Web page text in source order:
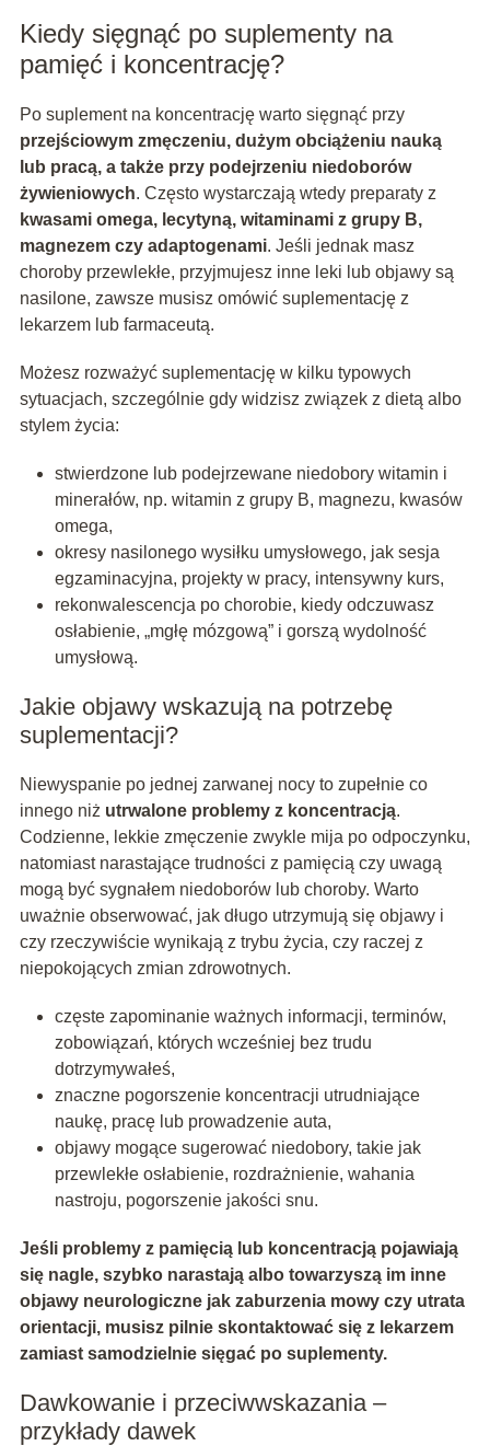
Kiedy sięgnąć po suplementy na
pamięć i koncentrację?
Po suplement na koncentrację warto sięgnąć przy
przejściowym zmęczeniu, dużym obciążeniu nauką
lub pracą, a także przy podejrzeniu niedoborów
żywieniowych. Często wystarczają wtedy preparaty z
kwasami omega, lecytyną, witaminami z grupy B,
magnezem czy adaptogenami. Jeśli jednak masz
choroby przewlekłe, przyjmujesz inne leki lub objawy są
nasilone, zawsze musisz omówić suplementację z
lekarzem lub farmaceutą.
Możesz rozważyć suplementację w kilku typowych
sytuacjach, szczególnie gdy widzisz związek z dietą albo
stylem życia:
stwierdzone lub podejrzewane niedobory witamin i
minerałów, np. witamin z grupy B, magnezu, kwasów
omega,
okresy nasilonego wysiłku umysłowego, jak sesja
egzaminacyjna, projekty w pracy, intensywny kurs,
rekonwalescencja po chorobie, kiedy odczuwasz
osłabienie, „mgłę mózgową” i gorszą wydolność
umysłową.
Jakie objawy wskazują na potrzebę
suplementacji?
Niewyspanie po jednej zarwanej nocy to zupełnie co
innego niż utrwalone problemy z koncentracją.
Codzienne, lekkie zmęczenie zwykle mija po odpoczynku,
natomiast narastające trudności z pamięcią czy uwagą
mogą być sygnałem niedoborów lub choroby. Warto
uważnie obserwować, jak długo utrzymują się objawy i
czy rzeczywiście wynikają z trybu życia, czy raczej z
niepokojących zmian zdrowotnych.
częste zapominanie ważnych informacji, terminów,
zobowiązań, których wcześniej bez trudu
dotrzymywałeś,
znaczne pogorszenie koncentracji utrudniające
naukę, pracę lub prowadzenie auta,
objawy mogące sugerować niedobory, takie jak
przewlekłe osłabienie, rozdrażnienie, wahania
nastroju, pogorszenie jakości snu.
Jeśli problemy z pamięcią lub koncentracją pojawiają
się nagle, szybko narastają albo towarzyszą im inne
objawy neurologiczne jak zaburzenia mowy czy utrata
orientacji, musisz pilnie skontaktować się z lekarzem
zamiast samodzielnie sięgać po suplementy.
Dawkowanie i przeciwwskazania –
przykłady dawek